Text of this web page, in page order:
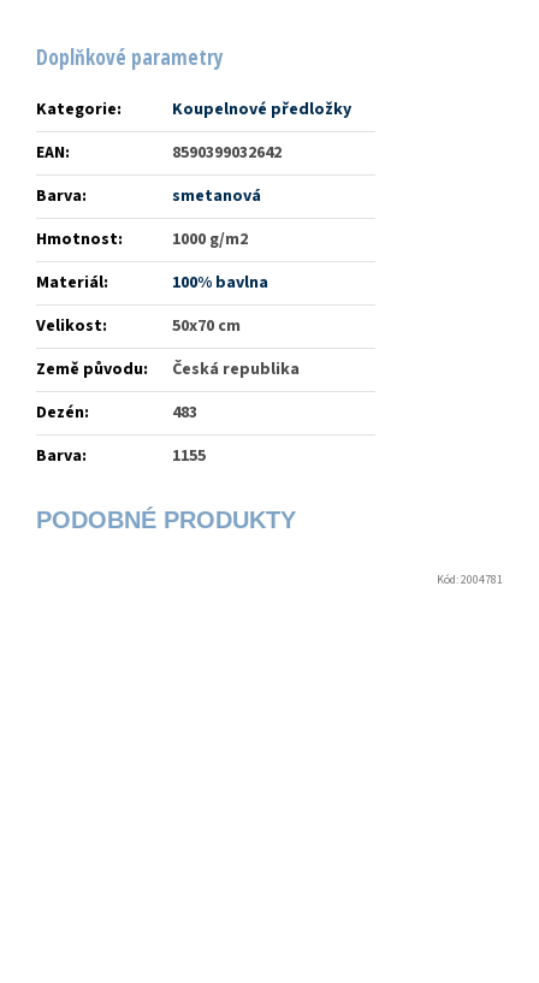
Doplňkové parametry
Kategorie:
Koupelnové předložky
EAN:
8590399032642
Barva:
smetanová
Hmotnost:
1000 g/m2
Materiál:
100% bavlna
Velikost:
50x70 cm
Země původu:
Česká republika
Dezén:
483
Barva: 1155
Kód:2004781